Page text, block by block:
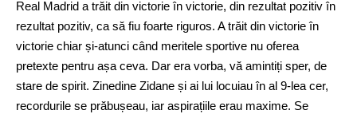
Real Madrid a trăit din victorie în victorie, din rezultat pozitiv în
rezultat pozitiv, ca să fiu foarte riguros. A trăit din victorie în
victorie chiar și-atunci când meritele sportive nu oferea
pretexte pentru așa ceva. Dar era vorba, vă amintiți sper, de
stare de spirit. Zinedine Zidane și ai lui locuiau în al 9-lea cer,
recordurile se prăbușeau, iar aspirațiile erau maxime. Se